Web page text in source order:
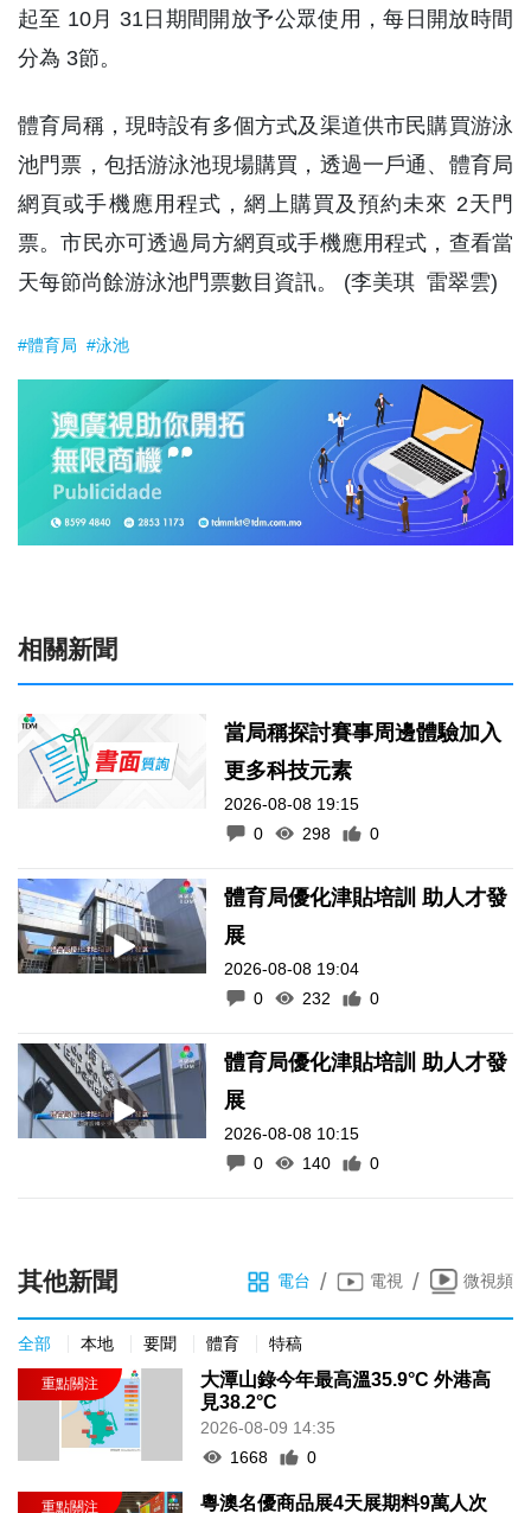
起至 10月 31日期間開放予公眾使用，每日開放時間
分為 3節。
體育局稱，現時設有多個方式及渠道供市民購買游泳
池門票，包括游泳池現場購買，透過一戶通、體育局
網頁或手機應用程式，網上購買及預約未來 2天門
票。市民亦可透過局方網頁或手機應用程式，查看當
天每節尚餘游泳池門票數目資訊。 (李美琪 雷翠雲)
#體育局 #泳池
相關新聞
當局稱探討賽事周邊體驗加入
更多科技元素
2026-08-08 19:15
0
298 0
體育局優化津貼培訓 助人才發
展
2026-08-08 19:04
0
232 0
體育局優化津貼培訓 助人才發
展
2026-08-08 10:15
0
140 0
其他新聞 電台 / 電視 / 微視頻
全部 本地 要聞 體育 特稿
大潭山錄今年最高溫35.9°C 外港高
見38.2°C
2026-08-09 14:35
1668
0
粵澳名優商品展4天展期料9萬人次